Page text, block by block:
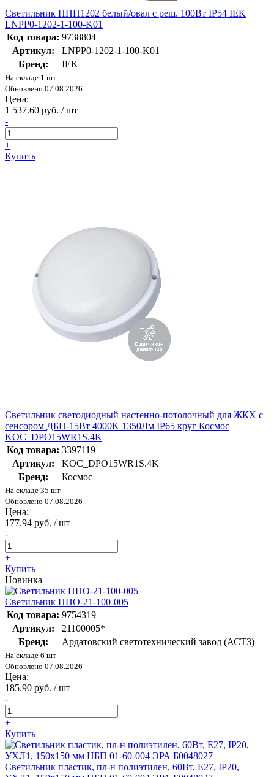
Светильник НПП1202 белый/овал с реш. 100Вт IP54 IEK
LNPP0-1202-1-100-K01
Код товара: 9738804
Артикул:
LNPP0-1202-1-100-K01
Бренд:
IEK
На складе 1 шт
Обновлено 07.08.2026
Цена:
1 537.60 руб. / шт
-
+
Купить
Светильник светодиодный настенно-потолочный для ЖКХ с
сенсором ДБП-15Вт 4000K 1350Лм IP65 круг Космос
KOC_DPO15WR1S.4K
Код товара: 3397119
Артикул:
KOC_DPO15WR1S.4K
Бренд:
Космос
На складе 35 шт
Обновлено 07.08.2026
Цена:
177.94 руб. / шт
-
+
Купить
Новинка
Светильник НПО-21-100-005
Код товара: 9754319
Артикул:
21100005*
Бренд:
Ардатовский светотехнический завод (АСТЗ)
На складе 6 шт
Обновлено 07.08.2026
Цена:
185.90 руб. / шт
-
+
Купить
Светильник пластик, пл-н полиэтилен, 60Вт, Е27, IP20,